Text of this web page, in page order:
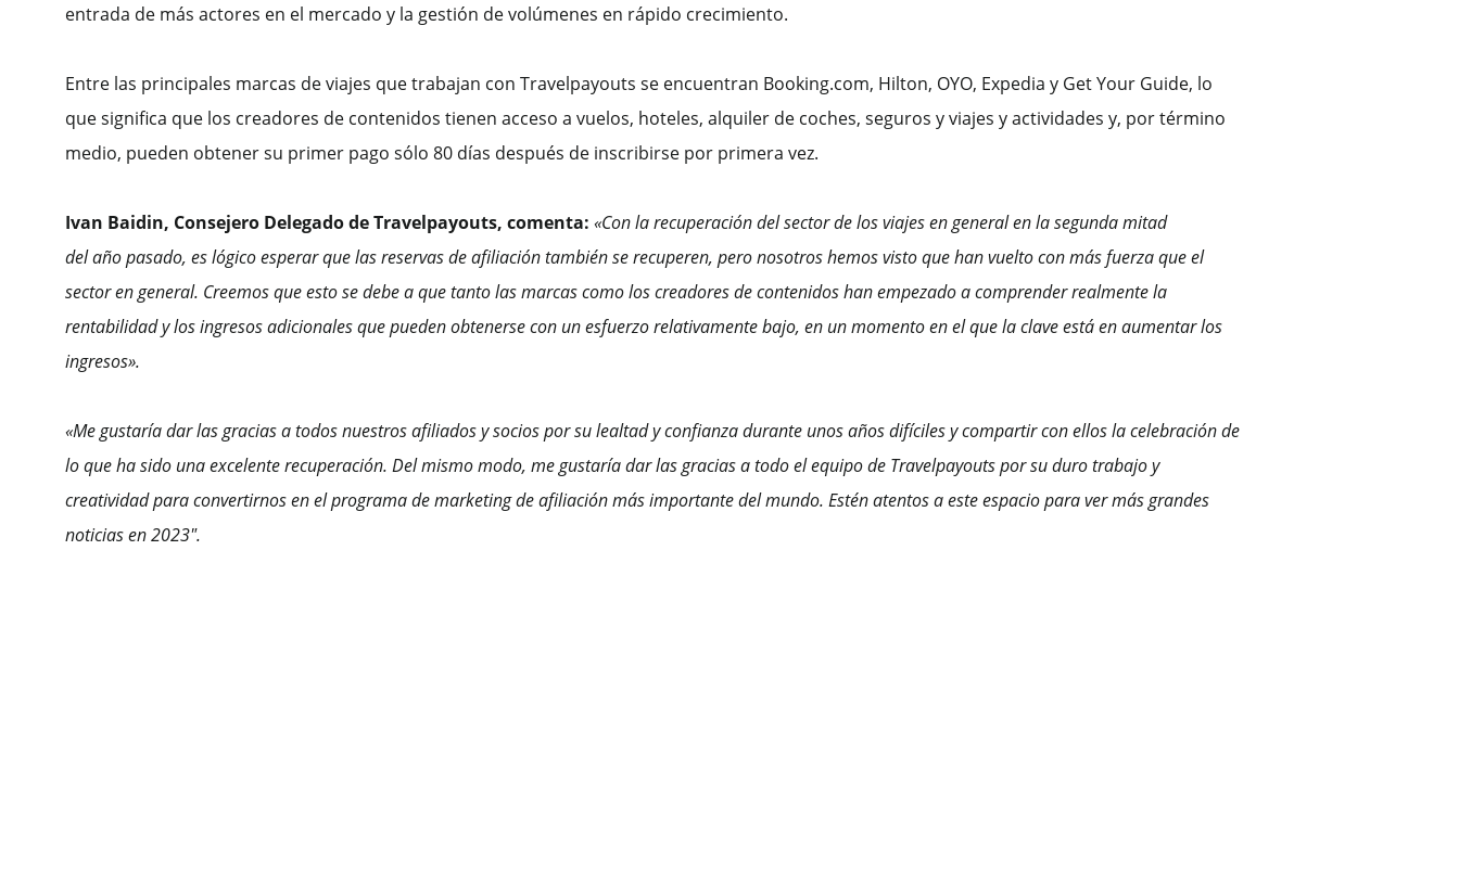
entrada de más actores en el mercado y la gestión de volúmenes en rápido crecimiento.
Entre las principales marcas de viajes que trabajan con Travelpayouts se encuentran Booking.com, Hilton, OYO, Expedia y Get Your Guide, lo
que significa que los creadores de contenidos tienen acceso a vuelos, hoteles, alquiler de coches, seguros y viajes y actividades y, por término
medio, pueden obtener su primer pago sólo 80 días después de inscribirse por primera vez.
Ivan Baidin, Consejero Delegado de Travelpayouts, comenta: «Con la recuperación del sector de los viajes en general en la segunda mitad
delañopasado, es lógico esperar que las reservas de afiliación también se recuperen, pero nosotros hemos visto que han vuelto con más fuerza que el
sector en general. Creemos que esto se debe a que tanto las marcas como los creadores de contenidos han empezado a comprender realmente la
rentabilidad y los ingresos adicionales que pueden obtenerse con un esfuerzo relativamente bajo, en un momento en el que la clave está en aumentar los
ingresos».
«Me gustaría dar las gracias a todos nuestros afiliados y socios por su lealtad y confianza durante unos años difíciles y compartir con ellos la celebración de
lo que ha sido una excelente recuperación. Del mismo modo, me gustaría dar las gracias a todo el equipo de Travelpayouts por su duro trabajo y
creatividad para convertirnos en el programa de marketing de afiliación más importante del mundo. Estén atentos a este espacio para ver más grandes
noticias en 2023″.